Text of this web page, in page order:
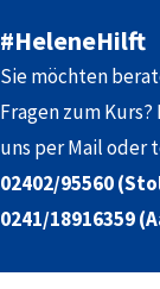
#HeleneHilft
Sie möchten
Fragen zum
uns per Mail oder
02402/95560
0241/18916359